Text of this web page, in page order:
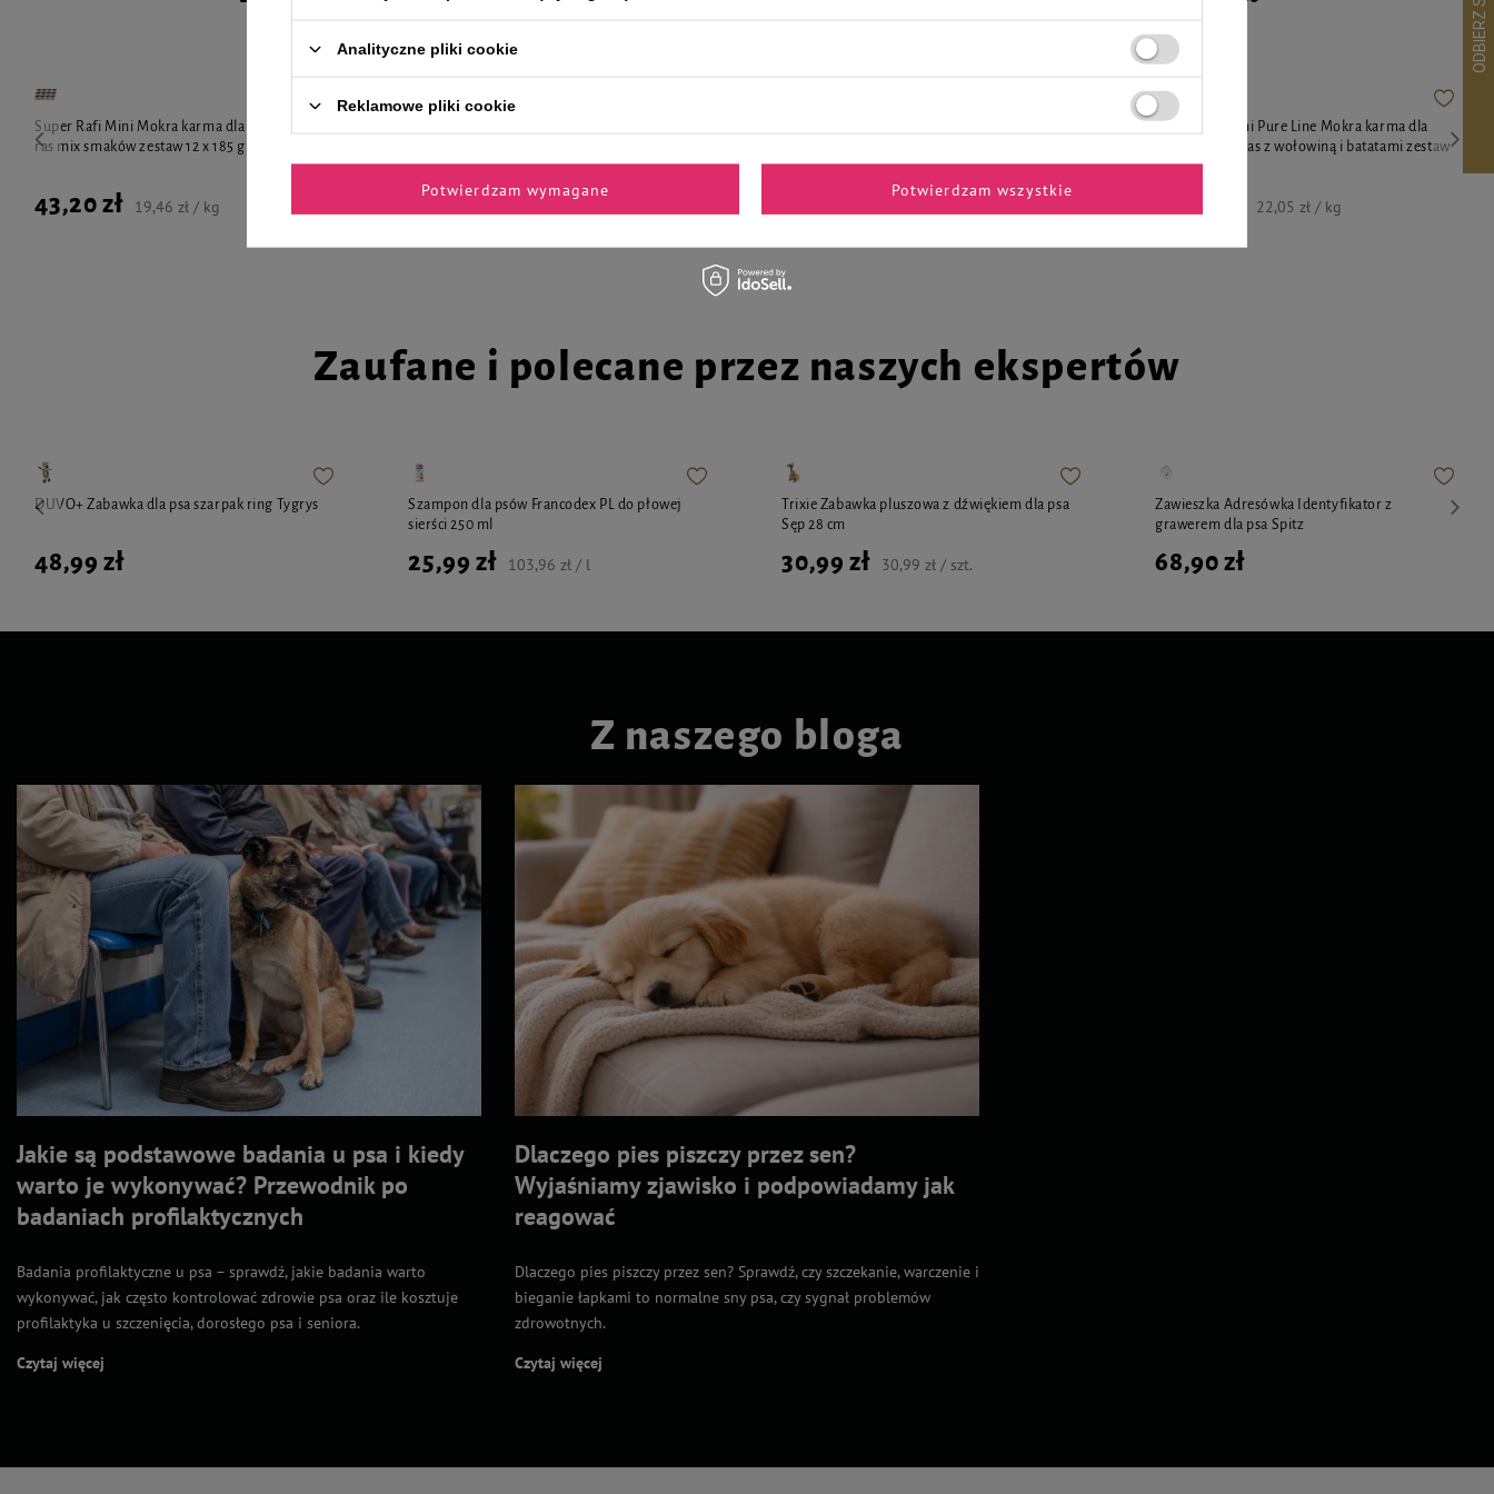
Super Rafi Mini Mokra karma dla psów małych
ras mix smaków zestaw 12 x 185 g
43,20 zł 19,46 zł / kg 54,12 zł
Super Rafi Mini Pure Line Mokra karma dla
psów małych ras z wołowiną i batatami zestaw
12 x 185 g
22,05 zł / kg
Zaufane i polecane przez naszych ekspertów
DUVO+ Zabawka dla psa szarpak ring Tygrys
48,99 zł
Szampon dla psów Francodex PL do płowej
sierści 250 ml
25,99 zł 103,96 zł / l
Trixie Zabawka pluszowa z dźwiękiem dla psa
Sęp 28 cm
30,99 zł 30,99 zł / szt.
Zawieszka Adresówka Identyfikator z
grawerem dla psa Spitz
68,90 zł
Z naszego bloga
Jakie są podstawowe badania u psa i kiedy
warto je wykonywać? Przewodnik po
badaniach profilaktycznych
Badania profilaktyczne u psa – sprawdź, jakie badania warto
wykonywać, jak często kontrolować zdrowie psa oraz ile kosztuje
profilaktyka u szczenięcia, dorosłego psa i seniora.
Czytaj więcej
Dlaczego pies piszczy przez sen?
Wyjaśniamy zjawisko i podpowiadamy jak
reagować
Dlaczego pies piszczy przez sen? Sprawdź, czy szczekanie, warczenie i
bieganie łapkami to normalne sny psa, czy sygnał problemów
zdrowotnych.
Czytaj więcej
Analityczne pliki cookie
Reklamowe pliki cookie
Potwierdzam wymagane Potwierdzam wszystkie